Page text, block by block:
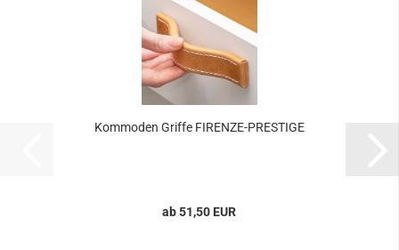
Kommoden Griffe FIRENZE-PRESTIGE
ab 51,50 EUR